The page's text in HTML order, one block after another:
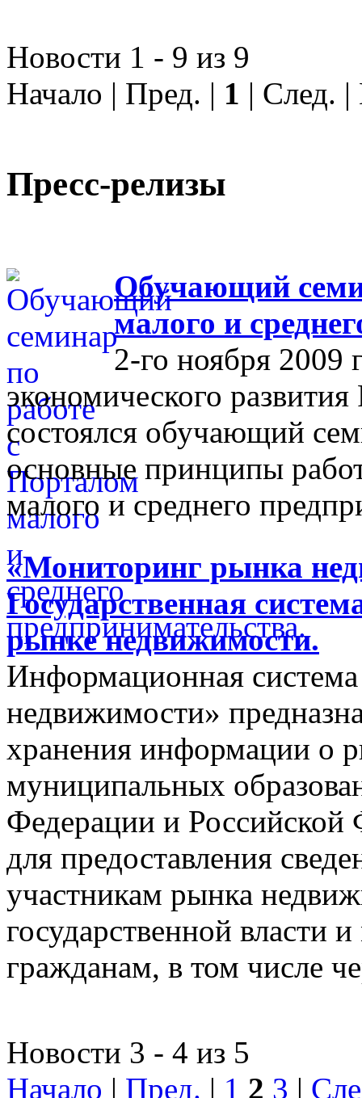
Новости 1 - 9 из 9
Начало | Пред. | 1 | След.
Пресс-релизы
Обучающий
малого и
2-го ноября 2009
экономического
состоялся обучающий
основные принципы
малого и среднего
«Мониторинг рынка
Государственная
рынке недвижимости.
Информационная
недвижимости»
хранения информации о
муниципальных
Федерации и Российской
для предоставления
участникам рынка
государственной власти
гражданам, в том числе
Новости 3 - 4 из 5
Начало | Пред. | 1 2 3 |